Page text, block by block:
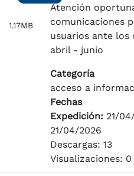
1.17MB
Atención
comunicaciones
usuarios ante los
abril - junio
Categoría
acceso a
Fechas
Expedición: 21/
21/04/2026
Descargas: 13
Visualizaciones: 0